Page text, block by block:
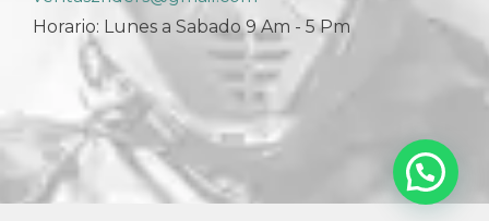
Horario: Lunes a Sabado 9 Am - 5 Pm